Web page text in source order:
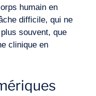
humain en
difficile, qui ne
souvent, que
clinique en